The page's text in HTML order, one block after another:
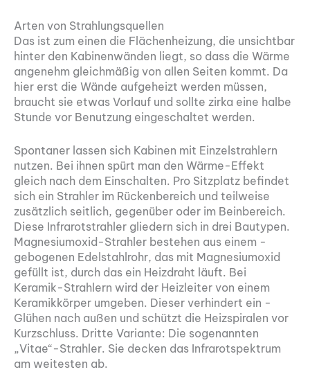
Arten von Strahlungsquellen
Das ist zum einen die Flächenheizung, die unsichtbar
hinter den Kabinenwänden ­liegt, so dass die Wärme
angenehm gleichmäßig von allen ­Seiten kommt. Da
hier erst die Wände aufgeheizt werden müssen,
braucht sie etwas Vorlauf und sollte zirka eine halbe
Stunde vor ­Benutzung eingeschaltet werden.
Spontaner lassen sich Kabinen mit Einzelstrahlern
nutzen. Bei ­ihnen spürt man den Wärme-Effekt
gleich nach dem Einschalten. Pro Sitzplatz befindet
sich ­ein Strahler im Rückenbereich und teilweise
zusätzlich seitlich, ­gegenüber oder im Beinbereich.
Diese Infrarotstrahler gliedern sich in drei Bautypen.
Magnesiumoxid-Strahler bestehen aus einem ­
gebogenen Edelstahlrohr, das mit Magnesiumoxid
gefüllt ist, durch das ein Heizdraht läuft. Bei
Keramik-Strahlern wird der Heizleiter von einem
Keramikkörper umgeben. Dieser verhindert ein ­
Glühen nach außen und schützt die Heizspiralen vor
Kurzschluss. Dritte Variante: Die sogenannten
„Vitae“-Strahler. Sie decken das Infrarotspektrum
am weitesten ab.